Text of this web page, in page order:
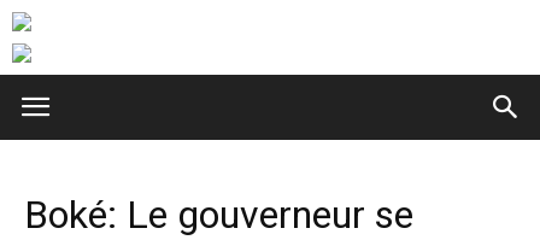
Boké: Le gouverneur se